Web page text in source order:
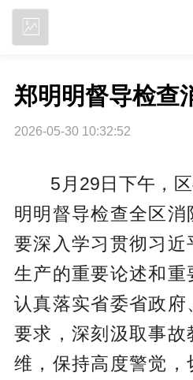
郑明明督导检查
2026-05-30 10:32:52
5月29日下午，
明明督导检查全区消
要深入学习贯彻习近
生产的重要论述和重
认真落实省委省政府
要求，深刻汲取事故
维，保持高度警觉，